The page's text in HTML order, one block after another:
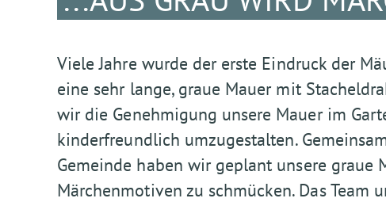
Viele Jahre wurde der erste Eindruck der
eine sehr lange, graue Mauer mit
wir die Genehmigung unsere Mauer im
kinderfreundlich umzugestalten.
Gemeinde haben wir geplant unsere
Märchenmotiven zu schmücken. Das Team